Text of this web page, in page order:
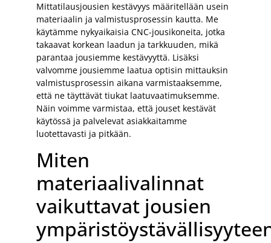
Mittatilausjousien kestävyys määritellään usein
materiaalin ja valmistusprosessin kautta. Me
käytämme nykyaikaisia CNC-jousikoneita, jotka
takaavat korkean laadun ja tarkkuuden, mikä
parantaa jousiemme kestävyyttä. Lisäksi
valvomme jousiemme laatua optisin mittauksin
valmistusprosessin aikana varmistaaksemme,
että ne täyttävät tiukat laatuvaatimuksemme.
Näin voimme varmistaa, että jouset kestävät
käytössä ja palvelevat asiakkaitamme
luotettavasti ja pitkään.
Miten
materiaalivalinnat
vaikuttavat jousien